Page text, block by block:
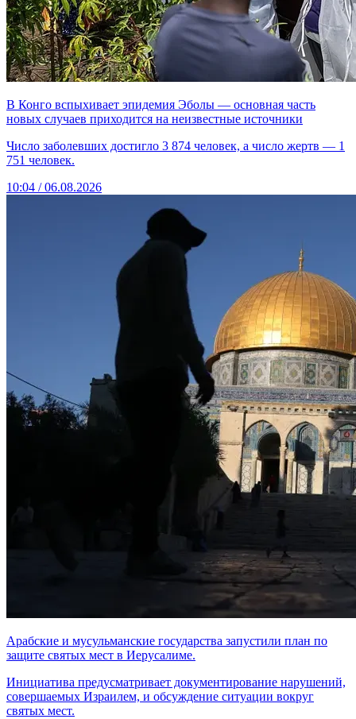
В Конго вспыхивает эпидемия Эболы — основная часть
новых случаев приходится на неизвестные источники
Число заболевших достигло 3 874 человек, а число жертв — 1
751 человек.
10:04 / 06.08.2026
Арабские и мусульманские государства запустили план по
защите святых мест в Иерусалиме.
Инициатива предусматривает документирование нарушений,
совершаемых Израилем, и обсуждение ситуации вокруг
святых мест.